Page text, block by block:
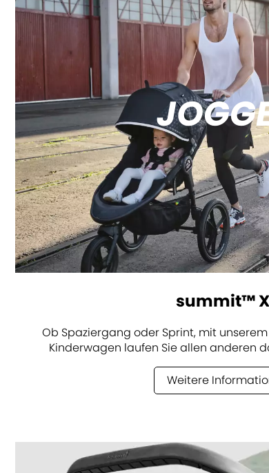
summit™
Ob Spaziergang oder Sprint, mit
Kinderwagen laufen Sie allen anderen
Weitere